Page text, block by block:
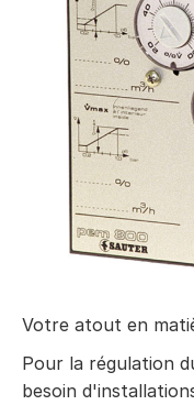
Votre atout en
Pour la régulation
besoin